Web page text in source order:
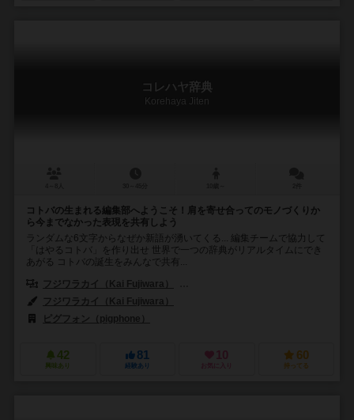
コレハヤ辞典
Korehaya Jiten
コトバの生まれる編集部へようこそ！肩を寄せ合ってのモノづくりか
ら今までなかった表現を共有しよう
ランダムな6文字からなぜか新語が湧いてくる... 編集チームで協力して
「はやるコトバ」を作り出せ 世界で一つの辞典がリアルタイムにでき
あがる コトバの誕生をみんなで共有...
フジワラカイ（Kai Fujiwara）
フジワラカイ（Kai Fujiwara）
ピグフォン（pigphone）
42
興味あり
81
経験あり
10
お気に入り
60
持ってる